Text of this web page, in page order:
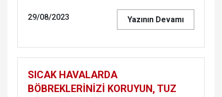
29/08/2023 Yazının Devamı
SICAK HAVALARDA
BÖBREKLERİNİZİ KORUYUN, TUZ